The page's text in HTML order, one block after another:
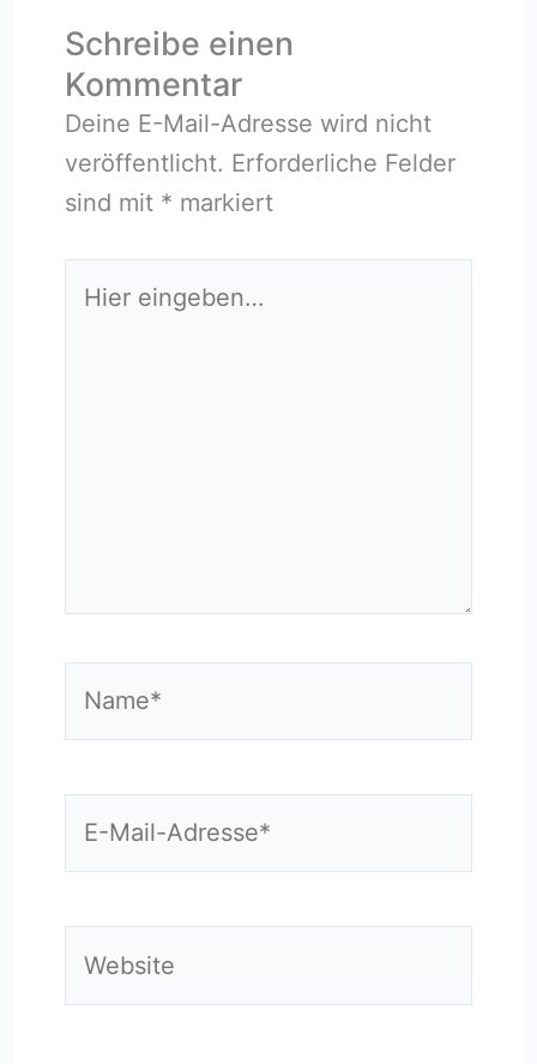
Schreibe einen
Kommentar
Deine E-Mail-Adresse wird nicht
veröffentlicht. Erforderliche Felder
sind mit * markiert
eingeben…